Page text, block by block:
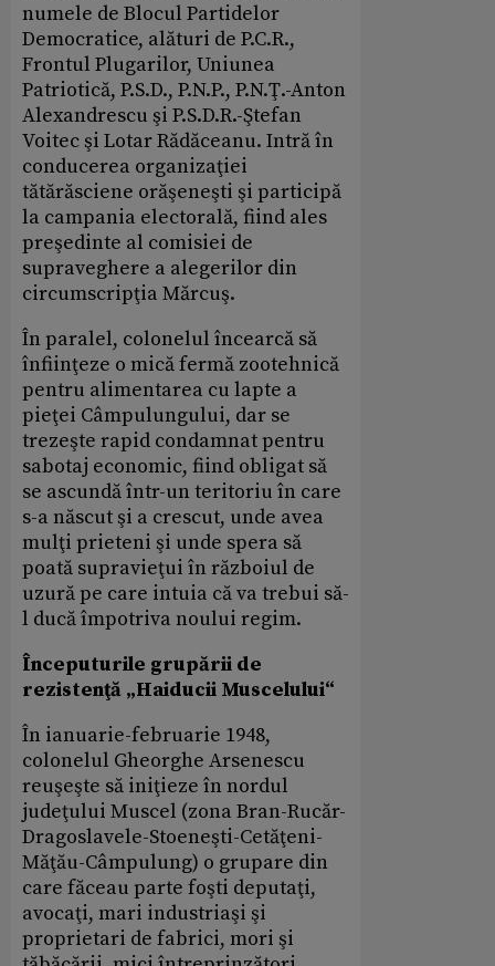
numele de Blocul Partidelor
Democratice, alături de P.C.R.,
Frontul Plugarilor, Uniunea
Patriotică, P.S.D., P.N.P., P.N.Ţ.-Anton
Alexandrescu şi P.S.D.R.-Ştefan
Voitec şi Lotar Rădăceanu. Intră în
conducerea organizaţiei
tătărăsciene orăşeneşti şi participă
la campania electorală, fiind ales
preşedinte al comisiei de
supraveghere a alegerilor din
circumscripţia Mărcuş.
În paralel, colonelul încearcă să
înfiinţeze o mică fermă zootehnică
pentru alimentarea cu lapte a
pieţei Câmpulungului, dar se
trezeşte rapid condamnat pentru
sabotaj economic, fiind obligat să
se ascundă într-un teritoriu în care
s-a născut şi a crescut, unde avea
mulţi prieteni şi unde spera să
poată supravieţui în războiul de
uzură pe care intuia că va trebui să-
l ducă împotriva noului regim.
Începuturile grupării de
rezistenţă „Haiducii Muscelului“
În ianuarie-februarie 1948,
colonelul Gheorghe Arsenescu
reuşeşte să iniţieze în nordul
judeţului Muscel (zona Bran-Rucăr-
Dragoslavele-Stoeneşti-Cetăţeni-
Măţău-Câmpulung) o grupare din
care făceau parte foşti deputaţi,
avocaţi, mari industriaşi şi
proprietari de fabrici, mori şi